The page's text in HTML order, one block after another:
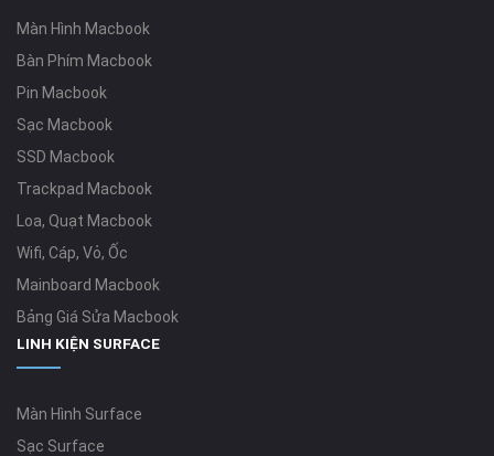
Màn Hình Macbook
Bàn Phím Macbook
Pin Macbook
Sạc Macbook
SSD Macbook
Trackpad Macbook
Loa, Quạt Macbook
Wifi, Cáp, Vỏ, Ốc
Mainboard Macbook
Bảng Giá Sửa Macbook
LINH KIỆN SURFACE
Màn Hình Surface
Sạc Surface